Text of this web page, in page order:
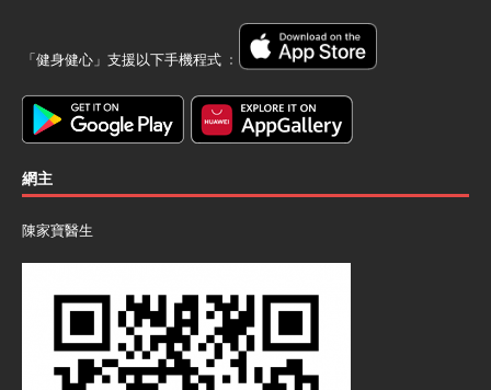
「健身健心」支援以下手機程式 ﹕
網主
陳家寶醫生